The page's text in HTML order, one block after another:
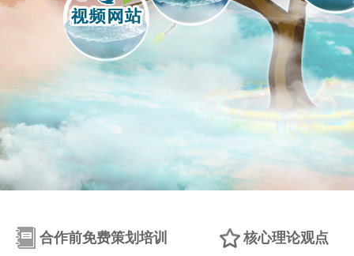
合作前免费策划培训 核心理论观点